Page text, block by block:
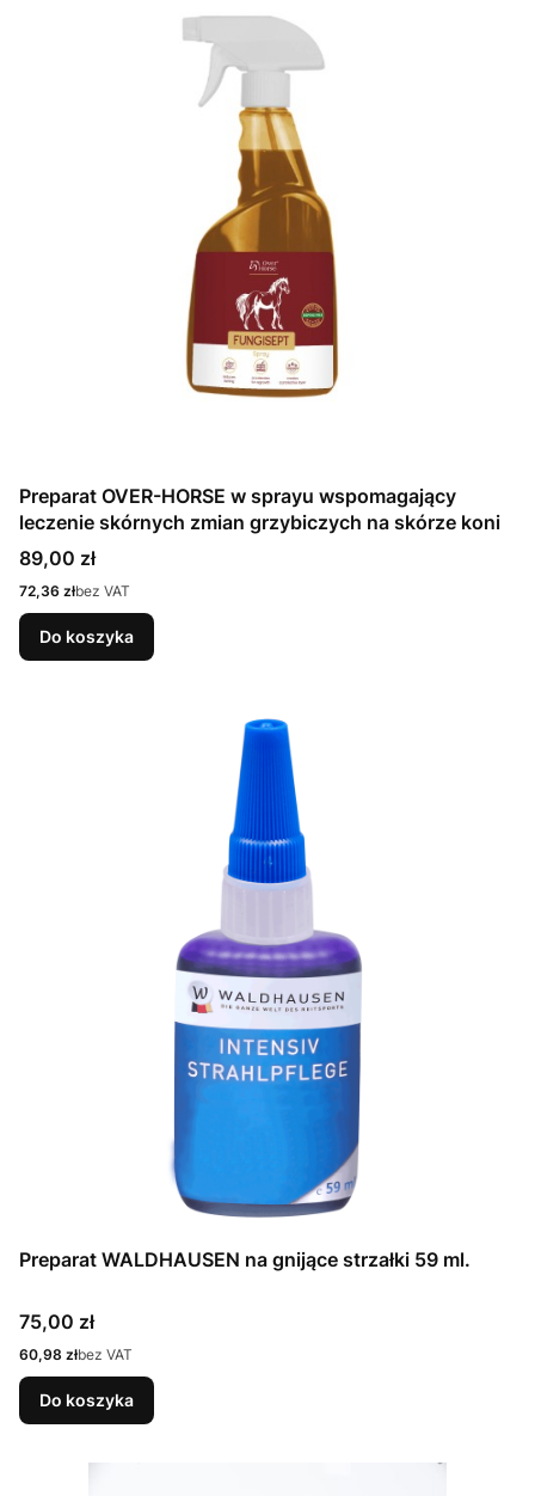
Preparat OVER-HORSE w sprayu wspomagający
leczenie skórnych zmian grzybiczych na skórze koni
Cena
89,00 zł
Cena
72,36 złbez VAT
Do koszyka
Preparat WALDHAUSEN na gnijące strzałki 59 ml.
Cena
75,00 zł
Cena
60,98 złbez VAT
Do koszyka